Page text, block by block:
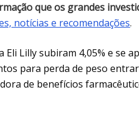
que os grandes
notícias e recomendações.
Eli Lilly subiram 4,05% e se
para perda de peso
de benefícios